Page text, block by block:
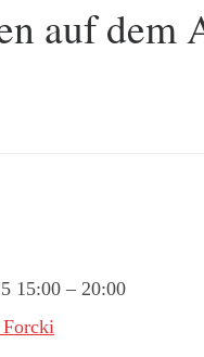
auf dem
15:00 – 20:00
Forcki